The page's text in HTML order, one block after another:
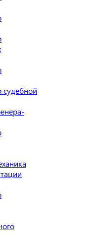
судебной